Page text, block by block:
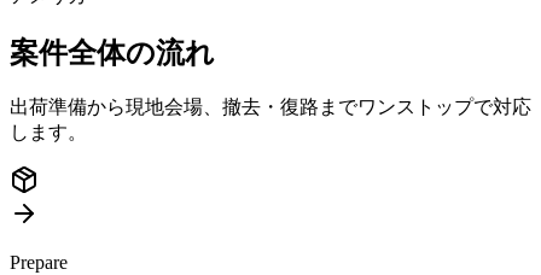
案件全体の流れ
出荷準備から現地会場、撤去・復路までワンストップで対応
します。
Prepare